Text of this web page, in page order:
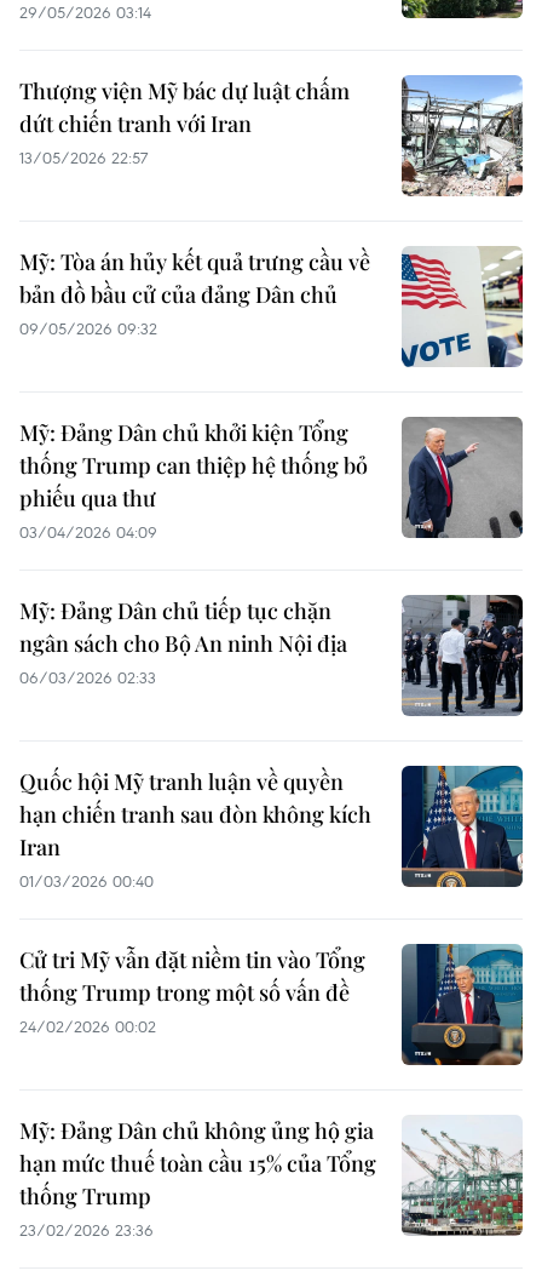
29/05/2026 03:14
Thượng viện Mỹ bác dự luật chấm
dứt chiến tranh với Iran
13/05/2026 22:57
Mỹ: Tòa án hủy kết quả trưng cầu về
bản đồ bầu cử của đảng Dân chủ
09/05/2026 09:32
Mỹ: Đảng Dân chủ khởi kiện Tổng
thống Trump can thiệp hệ thống bỏ
phiếu qua thư
03/04/2026 04:09
Mỹ: Đảng Dân chủ tiếp tục chặn
ngân sách cho Bộ An ninh Nội địa
06/03/2026 02:33
Quốc hội Mỹ tranh luận về quyền
hạn chiến tranh sau đòn không kích
Iran
01/03/2026 00:40
Cử tri Mỹ vẫn đặt niềm tin vào Tổng
thống Trump trong một số vấn đề
24/02/2026 00:02
Mỹ: Đảng Dân chủ không ủng hộ gia
hạn mức thuế toàn cầu 15% của Tổng
thống Trump
23/02/2026 23:36